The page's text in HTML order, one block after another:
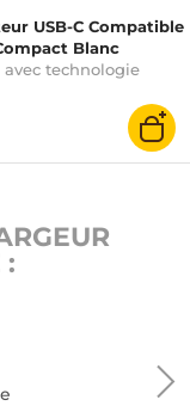
USB-C Compatible
Blanc
avec technologie
rapides et
: